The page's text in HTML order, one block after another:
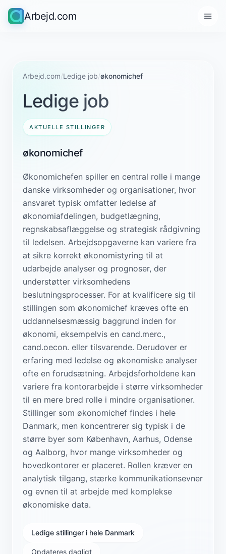
Arbejd.com
Arbejd.com/Ledige job/økonomichef
Ledige job
AKTUELLE STILLINGER
økonomichef
Økonomichefen spiller en central rolle i mange
danske virksomheder og organisationer, hvor
ansvaret typisk omfatter ledelse af
økonomiafdelingen, budgetlægning,
regnskabsaflæggelse og strategisk rådgivning
til ledelsen. Arbejdsopgaverne kan variere fra
at sikre korrekt økonomistyring til at
udarbejde analyser og prognoser, der
understøtter virksomhedens
beslutningsprocesser. For at kvalificere sig til
stillingen som økonomichef kræves ofte en
uddannelsesmæssig baggrund inden for
økonomi, eksempelvis en cand.merc.,
cand.oecon. eller tilsvarende. Derudover er
erfaring med ledelse og økonomiske analyser
ofte en forudsætning. Arbejdsforholdene kan
variere fra kontorarbejde i større virksomheder
til en mere bred rolle i mindre organisationer.
Stillinger som økonomichef findes i hele
Danmark, men koncentrerer sig typisk i de
større byer som København, Aarhus, Odense
og Aalborg, hvor mange virksomheder og
hovedkontorer er placeret. Rollen kræver en
analytisk tilgang, stærke kommunikationsevner
og evnen til at arbejde med komplekse
økonomiske data.
Ledige stillinger i hele Danmark
Opdateres dagligt